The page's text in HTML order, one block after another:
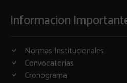
Informacion
Normas Institucionales
Convocatorias
Cronograma